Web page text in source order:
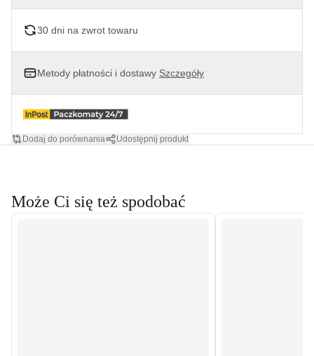
30 dni na zwrot towaru
Metody płatności i dostawy Szczegóły
Dodaj do porównania Udostępnij produkt
Może Ci się też spodobać